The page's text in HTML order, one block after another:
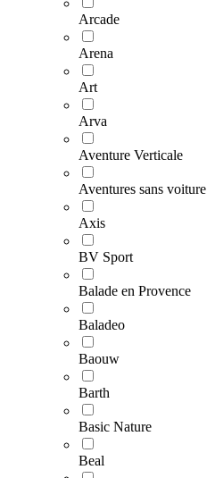
Arcade
Arena
Art
Arva
Aventure Verticale
Aventures sans voiture
Axis
BV Sport
Balade en Provence
Baladeo
Baouw
Barth
Basic Nature
Beal